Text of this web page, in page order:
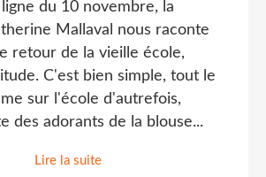
du 10 novembre, la
Mallaval nous raconte
retour de la vieille école,
C'est bien simple, tout le
sur l'école d'autrefois,
des adorants de la blouse...
Lire la suite